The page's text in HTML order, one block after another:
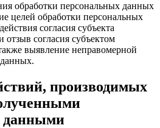
обработки персональных данных
целей обработки персональных
согласия субъекта
согласия субъектом
выявление неправомерной
производимых
данными